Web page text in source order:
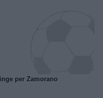
per Zamorano